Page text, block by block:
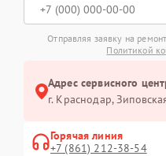
Отправляя заявку на
Политикой
Адрес сервисного
г. Краснодар,
Горячая линия
+7 (861) 212-38-54